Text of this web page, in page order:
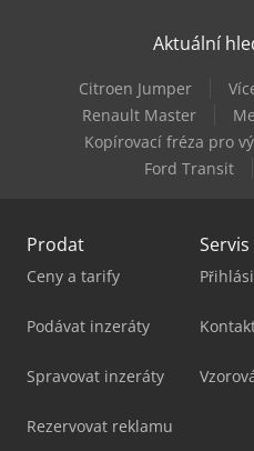
Mazak Integrex E-500H Ii
Mazak Variaxis J-500/5X
Weinbrenner Tsv 16/4100
Aktuální
Citroen Jumper
Renault Master
Kopírovací fréza pro
Ford Transit
Prodat
Ceny a tarify
Podávat inzeráty
Spravovat inzeráty
Rezervovat reklamu